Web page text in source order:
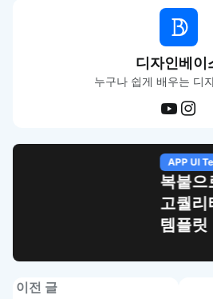
디자인베이
누구나 쉽게 배우는 디
이전 글